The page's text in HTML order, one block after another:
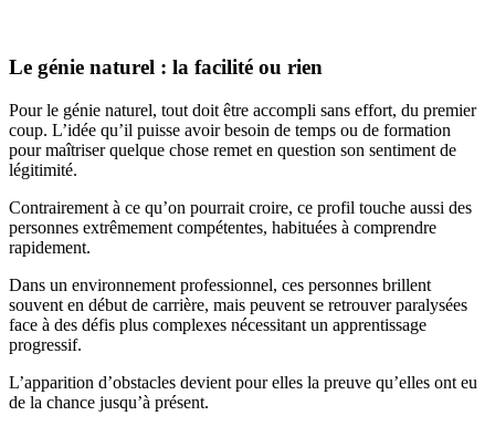
Le génie naturel : la facilité ou rien
Pour le génie naturel, tout doit être accompli sans effort, du premier
coup. L’idée qu’il puisse avoir besoin de temps ou de formation
pour maîtriser quelque chose remet en question son sentiment de
légitimité.
Contrairement à ce qu’on pourrait croire, ce profil touche aussi des
personnes extrêmement compétentes, habituées à comprendre
rapidement.
Dans un environnement professionnel, ces personnes brillent
souvent en début de carrière, mais peuvent se retrouver paralysées
face à des défis plus complexes nécessitant un apprentissage
progressif.
L’apparition d’obstacles devient pour elles la preuve qu’elles ont eu
de la chance jusqu’à présent.